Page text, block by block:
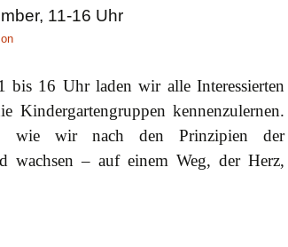
11-16 Uhr
bis 16 Uhr laden wir alle Interessierten
Kindergartengruppen kennenzulernen.
wie wir nach den Prinzipien der
wachsen – auf einem Weg, der Herz,